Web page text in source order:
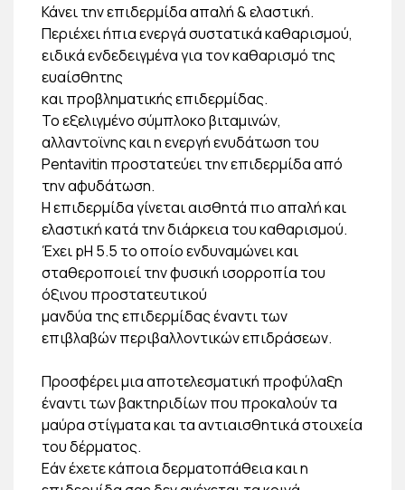
Κάνει την επιδερμίδα απαλή & ελαστική.
Περιέχει ήπια ενεργά συστατικά καθαρισμού,
ειδικά ενδεδειγμένα για τον καθαρισμό της
ευαίσθητης
και προβληματικής επιδερμίδας.
Το εξελιγμένο σύμπλοκο βιταμινών,
αλλαντοϊνης και η ενεργή ενυδάτωση του
Pentavitin προστατεύει την επιδερμίδα από
την αφυδάτωση.
Η επιδερμίδα γίνεται αισθητά πιο απαλή και
ελαστική κατά την διάρκεια του καθαρισμού.
Έχει pH 5.5 το οποίο ενδυναμώνει και
σταθεροποιεί την φυσική ισορροπία του
όξινου προστατευτικού
μανδύα της επιδερμίδας έναντι των
επιβλαβών περιβαλλοντικών επιδράσεων.
Προσφέρει μια αποτελεσματική προφύλαξη
έναντι των βακτηριδίων που προκαλούν τα
μαύρα στίγματα και τα αντιαισθητικά στοιχεία
του δέρματος.
Εάν έχετε κάποια δερματοπάθεια και η